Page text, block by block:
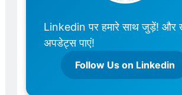
Linkedin पर हमारे साथ जुड़ें! और
अपडेट्स पाएं!
Follow Us on Linkedin